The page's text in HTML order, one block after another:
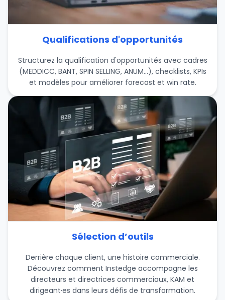
Qualifications d'opportunités
Structurez la qualification d'opportunités avec cadres
(MEDDICC, BANT, SPIN SELLING, ANUM…), checklists, KPIs
et modèles pour améliorer forecast et win rate.
Sélection d’outils
Derrière chaque client, une histoire commerciale.
Découvrez comment Instedge accompagne les
directeurs et directrices commerciaux, KAM et
dirigeant·es dans leurs défis de transformation.